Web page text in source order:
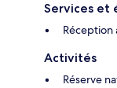
Services et
Réception
Activités
Réserve